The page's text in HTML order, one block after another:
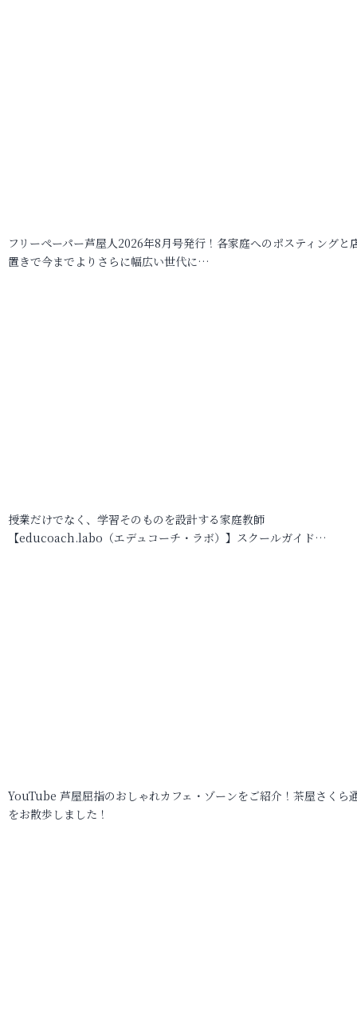
フリーペーパー芦屋人2026年8月号発行！各家庭へのポスティングと
置きで今までよりさらに幅広い世代に…
授業だけでなく、学習そのものを設計する家庭教師
【educoach.labo（エデュコーチ・ラボ）】スクールガイド…
YouTube 芦屋屈指のおしゃれカフェ・ゾーンをご紹介！茶屋さくら
をお散歩しました！